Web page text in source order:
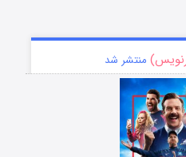
منتشر شد